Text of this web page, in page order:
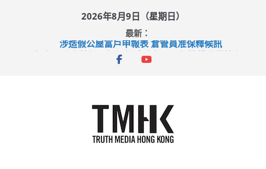
2026年8月9日（星期日）
最新：
涉造假公屋富戶申報表 倉管員准保釋候訊